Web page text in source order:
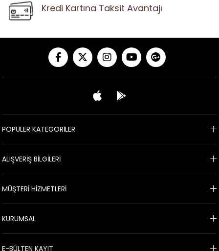
Kredi Kartına Taksit Avantajı
POPÜLER KATEGORİLER
ALIŞVERİŞ BİLGİLERİ
MÜŞTERİ HİZMETLERİ
KURUMSAL
E-BÜLTEN KAYIT